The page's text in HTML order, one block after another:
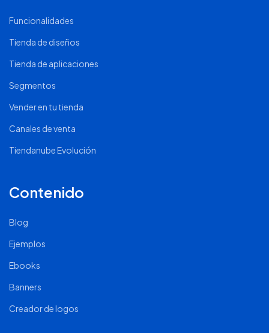
Funcionalidades
Tienda de diseños
Tienda de aplicaciones
Segmentos
Vender en tu tienda
Canales de venta
Tiendanube Evolución
Contenido
Blog
Ejemplos
Ebooks
Banners
Creador de logos